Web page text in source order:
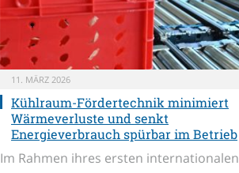
11. MÄRZ 2026
Kühlraum-Fördertechnik minimiert
Wärmeverluste und senkt
Energieverbrauch spürbar im Betrieb
Im Rahmen ihres ersten internationalen